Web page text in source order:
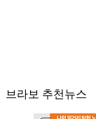
브라보 추천뉴스